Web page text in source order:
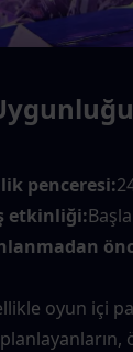
penceresi:
etkinliği:
oyun içi